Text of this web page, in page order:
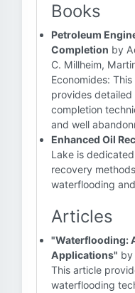
Books
Petroleum
Completion by
C. Millheim,
Economides:
provides detailed
completion
and well
Enhanced Oil
Lake is
recovery
waterflooding
Articles
"Waterflooding:
Applications" by
This article
waterflooding